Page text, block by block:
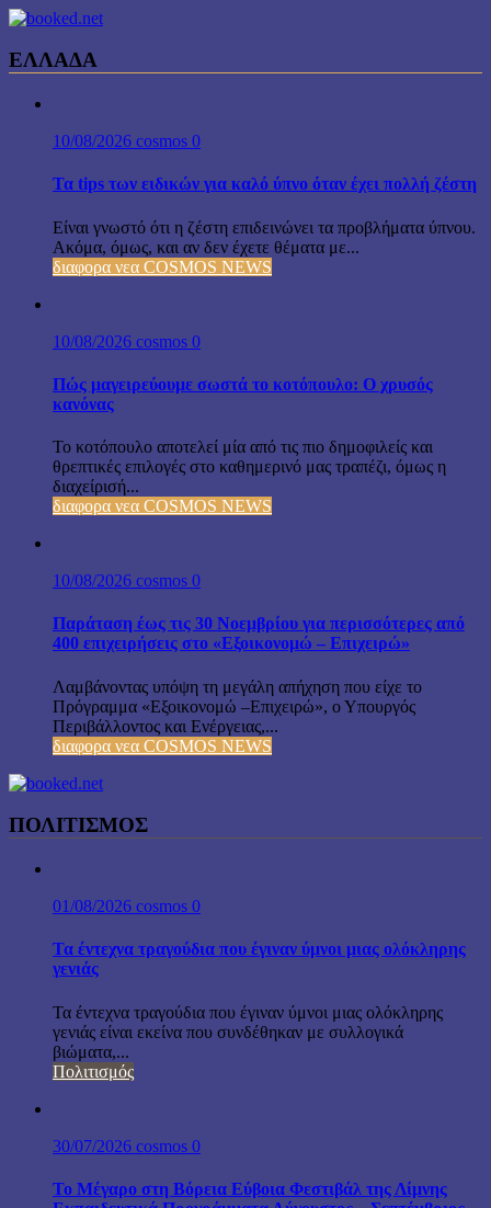
ΕΛΛΑΔΑ
10/08/2026 cosmos 0
Τα tips των ειδικών για καλό ύπνο όταν έχει πολλή ζέστη
Είναι γνωστό ότι η ζέστη επιδεινώνει τα προβλήματα ύπνου.
Ακόμα, όμως, και αν δεν έχετε θέματα με...
διαφορα νεα COSMOS NEWS
10/08/2026 cosmos 0
Πώς μαγειρεύουμε σωστά το κοτόπουλο: Ο χρυσός
κανόνας
Το κοτόπουλο αποτελεί μία από τις πιο δημοφιλείς και
θρεπτικές επιλογές στο καθημερινό μας τραπέζι, όμως η
διαχείρισή...
διαφορα νεα COSMOS NEWS
10/08/2026 cosmos 0
Παράταση έως τις 30 Νοεμβρίου για περισσότερες από
400 επιχειρήσεις στο «Εξοικονομώ – Επιχειρώ»
Λαμβάνοντας υπόψη τη μεγάλη απήχηση που είχε το
Πρόγραμμα «Εξοικονομώ –Επιχειρώ», ο Υπουργός
Περιβάλλοντος και Ενέργειας,...
διαφορα νεα COSMOS NEWS
ΠΟΛΙΤΙΣΜΟΣ
01/08/2026 cosmos 0
Τα έντεχνα τραγούδια που έγιναν ύμνοι μιας ολόκληρης
γενιάς
Τα έντεχνα τραγούδια που έγιναν ύμνοι μιας ολόκληρης
γενιάς είναι εκείνα που συνδέθηκαν με συλλογικά
βιώματα,...
Πολιτισμός
30/07/2026 cosmos 0
Το Μέγαρο στη Βόρεια Εύβοια Φεστιβάλ της Λίμνης